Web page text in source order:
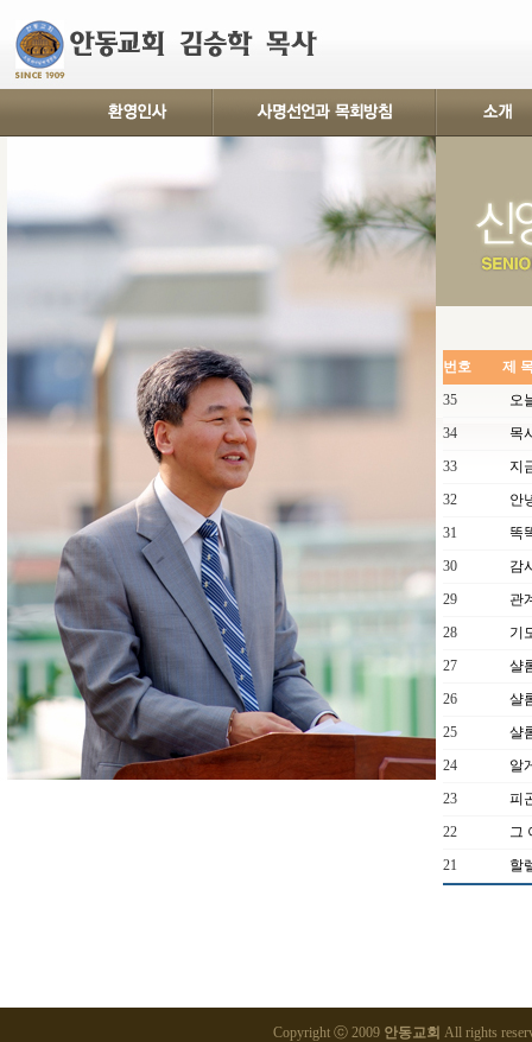
번호
제
35
오
34
목
33
지
32
안
31
똑
30
감
29
관
28
기
27
샬
26
샬
25
샬
24
알
23
피
22
그
21
할
Copyright ⓒ 2009 안동교회 All rights